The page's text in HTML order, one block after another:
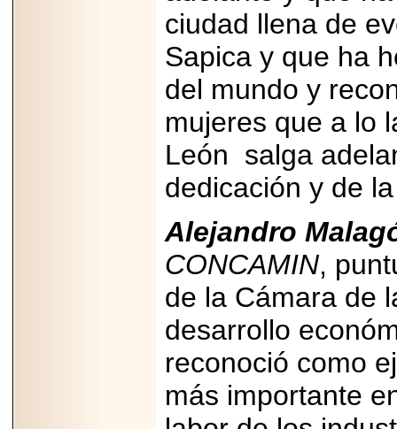
ciudad llena de
Sapica y que ha
del mundo y
mujeres que a lo
León salga
dedicación y de
Alejandro
CONCAMIN,
de la Cámara de
desarrollo
reconoció como
más importante